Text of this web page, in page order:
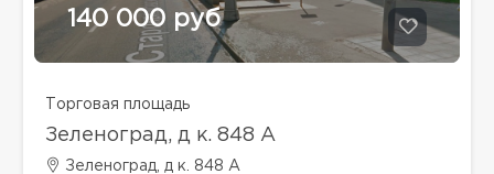
140 000 руб
Торговая площадь
Зеленоград, д к. 848 А
Зеленоград, д к. 848 А